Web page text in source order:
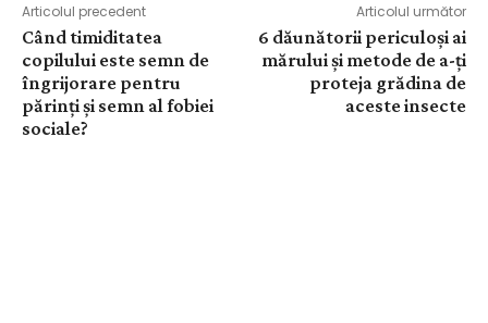
Articolul precedent
Când timiditatea
copilului este semn de
îngrijorare pentru
părinți și semn al fobiei
sociale?
Articolul următor
6 dăunătorii periculoși ai
mărului și metode de a-ți
proteja grădina de
aceste insecte